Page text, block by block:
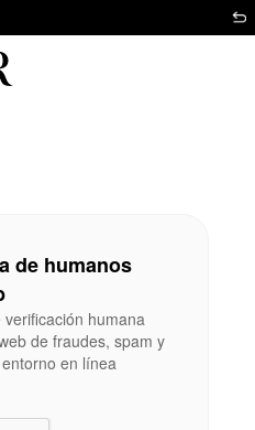
de humanos
humana
de fraudes, spam y
en línea